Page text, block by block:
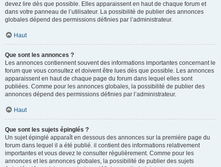
devez lire dès que possible. Elles apparaissent en haut de chaque forum et
dans votre panneau de l’utilisateur. La possibilité de publier des annonces
globales dépend des permissions définies par l’administrateur.
Haut
Que sont les annonces ?
Les annonces contiennent souvent des informations importantes concernant le
forum que vous consultez et doivent être lues dès que possible. Les annonces
apparaissent en haut de chaque page du forum dans lequel elles sont
publiées. Comme pour les annonces globales, la possibilité de publier des
annonces dépend des permissions définies par l’administrateur.
Haut
Que sont les sujets épinglés ?
Un sujet épinglé apparaît en dessous des annonces sur la première page du
forum dans lequel il a été publié. il contient des informations relativement
importantes et vous devez le consulter régulièrement. Comme pour les
annonces et les annonces globales, la possibilité de publier des sujets